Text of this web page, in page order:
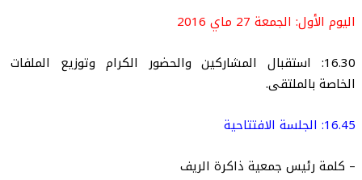
اليوم الأول: الجمعة 27 ماي 2016
16.30: استقبال المشاركين والحضور الكرام وتوزيع الملفات
الخاصة بالملتقى.
16.45: الجلسة الافتتاحية
– كلمة رئيس جمعية ذاكرة الريف